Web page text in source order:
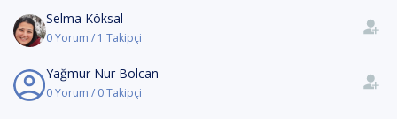
Selma Köksal
0 Yorum / 1 Takipçi
Yağmur Nur Bolcan
0 Yorum / 0 Takipçi